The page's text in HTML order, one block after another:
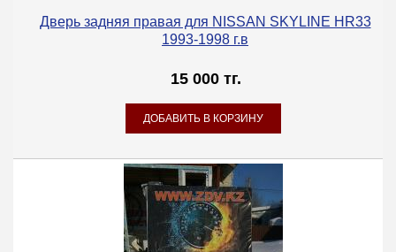
Дверь задняя правая для NISSAN SKYLINE HR33
1993-1998 г.в
15 000 тг.